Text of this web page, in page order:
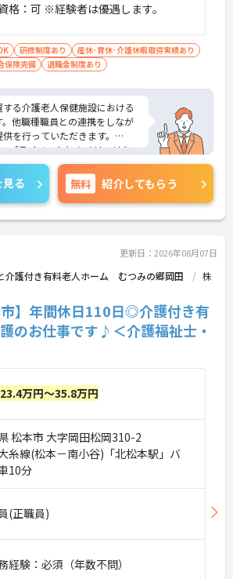
格：可 ※経験者は優遇します。
研修制度あり
産休･育休･介護休暇取得実績あり
保険完備 退職金制度あり
る介護老人保健施設における
他職種職員との連携をしなが
を行っていただきます。
プライベートとのメリハリを
す。また、賞与の支給実績が
の評価制度を採用されていま
面接対策ポイントなど、さら
ますのでお気軽にご相談くだ
る 無料 紹介してもらう
更新日：2026年08月07日
介護付き有料老人ホーム むつみの郷岡田
株
市】年間休日110日◎介護付き有
のお仕事です♪＜介護福祉士・
23.4万円～35.8万円
松本市 大字岡田松岡310-2
糸線(松本－南小谷)「北松本駅」バ
10分
(正職員)
経験：必須（年数不問）